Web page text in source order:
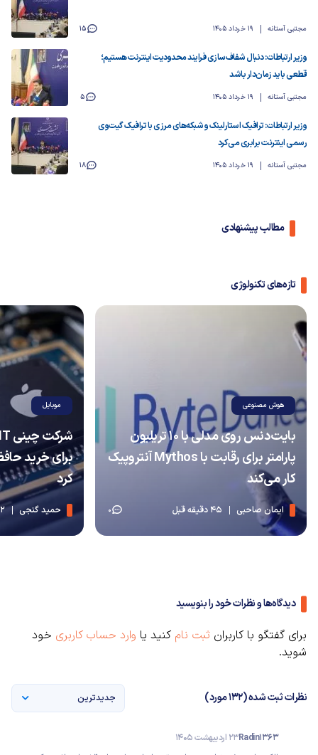
مجتبی آستانه 19 خرداد 1405 15
وزیر ارتباطات: دنبال شفاف‌سازی فرایند محدودیت اینترنت هستیم؛
قطعی باید زمان‌دار باشد
مجتبی آستانه 19 خرداد 1405 5
وزیر ارتباطات: ترافیک استارلینک و شبکه‌های مرزی با ترافیک گیت‌وی
رسمی اینترنت برابری می‌کرد
مجتبی آستانه 19 خرداد 1405 18
مطالب پیشنهادی
تازه‌های تکنولوژی
هوش مصنوعی
بایت‌دنس روی مدلی با ۱۰ تریلیون
پارامتر برای رقابت با Mythos آنتروپیک
کار می‌کند
ایمان صاحبی 45 دقیقه قبل 0
موبایل
برای خرید
کرد
حمید گنجی 2 ساعت قبل
دیدگاه‌ها و نظرات خود را بنویسید
برای گفتگو با کاربران ثبت نام کنید یا وارد حساب کاربری خود
شوید.
نظرات ثبت شده (132 مورد) جدیدترین
Radin136323 اردیبهشت 1405